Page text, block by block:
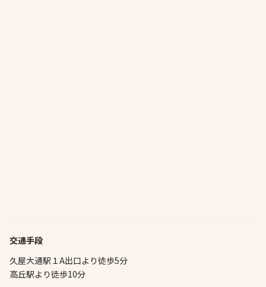
交通手段
久屋大通駅１A出口より徒歩5分
高丘駅より徒歩10分